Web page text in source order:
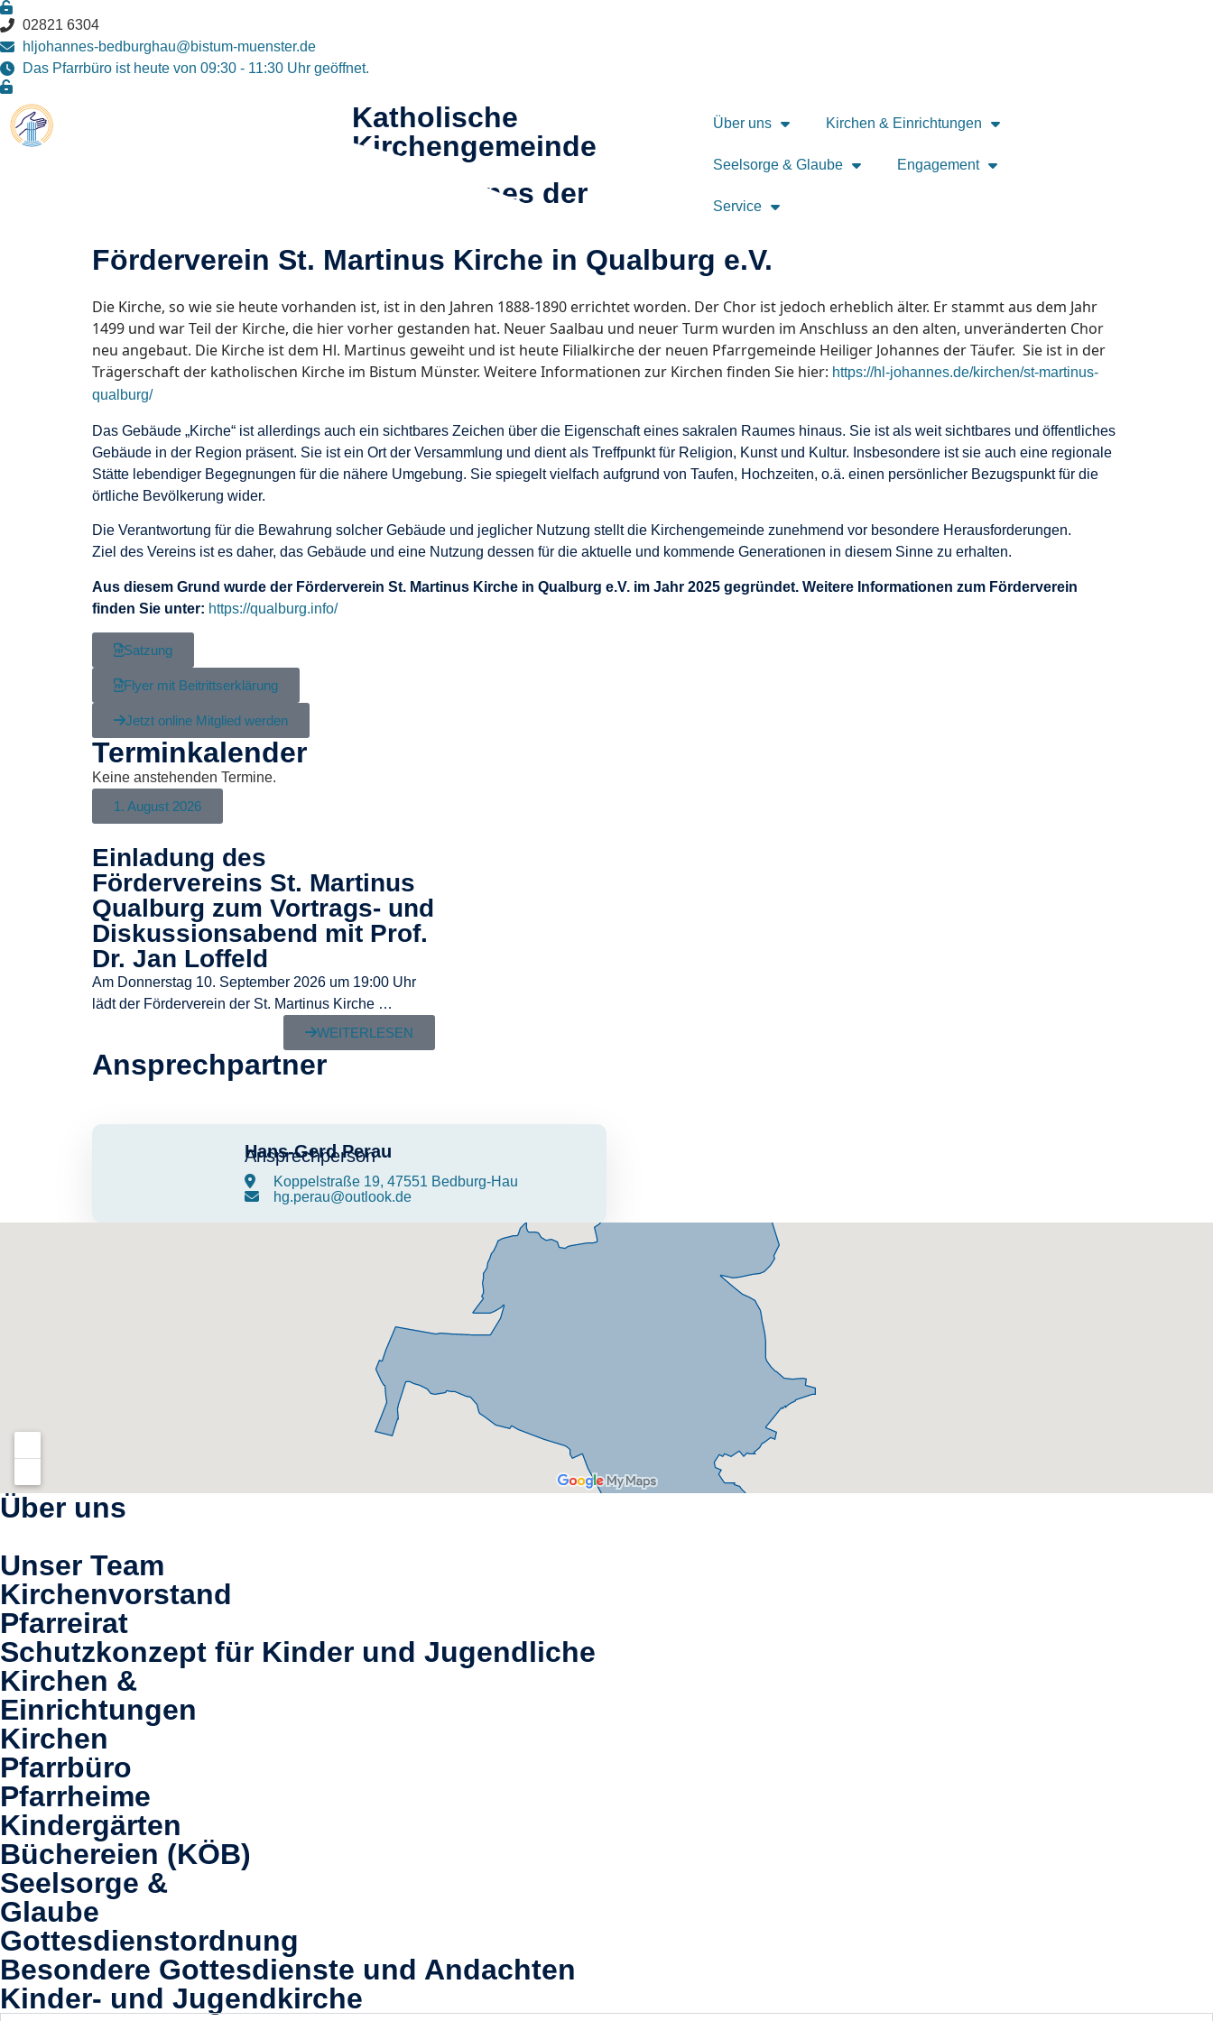
02821 6304
hljohannes-bedburghau@bistum-muenster.de
Das Pfarrbüro ist heute von 09:30 - 11:30 Uhr geöffnet.
Katholische
Kirchengemeinde
Hl. Johannes der
Über uns Kirchen & Einrichtungen
Seelsorge & Glaube Engagement
Service
Förderverein St. Martinus Kirche in Qualburg e.V.
Die Kirche, so wie sie heute vorhanden ist, ist in den Jahren 1888-1890 errichtet worden. Der Chor ist jedoch erheblich älter. Er stammt aus dem Jahr
1499 und war Teil der Kirche, die hier vorher gestanden hat. Neuer Saalbau und neuer Turm wurden im Anschluss an den alten, unveränderten Chor
neu angebaut. Die Kirche ist dem Hl. Martinus geweiht und ist heute Filialkirche der neuen Pfarrgemeinde Heiliger Johannes der Täufer. Sie ist in der
Trägerschaft der katholischen Kirche im Bistum Münster. Weitere Informationen zur Kirchen finden Sie hier: https://hl-johannes.de/kirchen/st-martinus-
qualburg/
Das Gebäude „Kirche“ ist allerdings auch ein sichtbares Zeichen über die Eigenschaft eines sakralen Raumes hinaus. Sie ist als weit sichtbares und öffentliches
Gebäude in der Region präsent. Sie ist ein Ort der Versammlung und dient als Treffpunkt für Religion, Kunst und Kultur. Insbesondere ist sie auch eine regionale
Stätte lebendiger Begegnungen für die nähere Umgebung. Sie spiegelt vielfach aufgrund von Taufen, Hochzeiten, o.ä. einen persönlicher Bezugspunkt für die
örtliche Bevölkerung wider.
Die Verantwortung für die Bewahrung solcher Gebäude und jeglicher Nutzung stellt die Kirchengemeinde zunehmend vor besondere Herausforderungen.
Ziel des Vereins ist es daher, das Gebäude und eine Nutzung dessen für die aktuelle und kommende Generationen in diesem Sinne zu erhalten.
Aus diesem Grund wurde der Förderverein St. Martinus Kirche in Qualburg e.V. im Jahr 2025 gegründet. Weitere Informationen zum Förderverein
finden Sie unter: https://qualburg.info/
Satzung
Flyer mit Beitrittserklärung
Jetzt online Mitglied werden
Terminkalender
Keine anstehenden Termine.
1. August 2026
Einladung des
Fördervereins St. Martinus
Qualburg zum Vortrags- und
Diskussionsabend mit Prof.
Dr. Jan Loffeld
Am Donnerstag 10. September 2026 um 19:00 Uhr
lädt der Förderverein der St. Martinus Kirche …
WEITERLESEN
Ansprechpartner
Hans-Gerd Perau
Ansprechperson
Koppelstraße 19, 47551 Bedburg-Hau
hg.perau@outlook.de
Über uns
Unser Team
Kirchenvorstand
Pfarreirat
Schutzkonzept für Kinder und Jugendliche
Kirchen &
Einrichtungen
Kirchen
Pfarrbüro
Pfarrheime
Kindergärten
Büchereien (KÖB)
Seelsorge &
Glaube
Gottesdienstordnung
Besondere Gottesdienste und Andachten
Kinder- und Jugendkirche